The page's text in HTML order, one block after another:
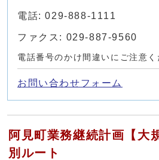
電話: 029-888-1111
ファクス: 029-887-9560
電話番号のかけ間違いにご注意く
お問い合わせフォーム
阿見町業務継続計画【大
別ルート